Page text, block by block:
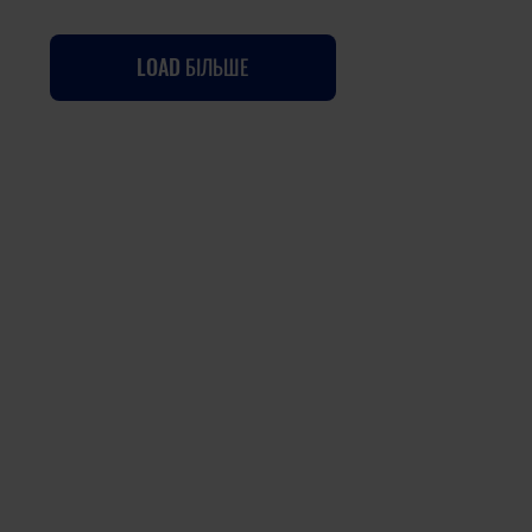
LOAD БІЛЬШЕ